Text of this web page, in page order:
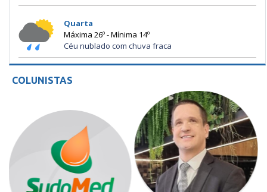
Quarta
Máxima 26º - Mínima 14º
Céu nublado com chuva fraca
COLUNISTAS